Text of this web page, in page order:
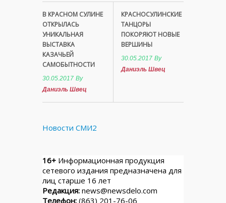
В КРАСНОМ СУЛИНЕ
ОТКРЫЛАСЬ
УНИКАЛЬНАЯ
ВЫСТАВКА
КАЗАЧЬЕЙ
САМОБЫТНОСТИ
30.05.2017 By
Даниэль Швец
КРАСНОСУЛИНСКИЕ
ТАНЦОРЫ
ПОКОРЯЮТ НОВЫЕ
ВЕРШИНЫ
30.05.2017 By
Даниэль Швец
Новости СМИ2
16+ Информационная продукция
сетевого издания предназначена для
лиц старше 16 лет
Редакция: news@newsdelo.com
Телефон: (863) 201-76-06